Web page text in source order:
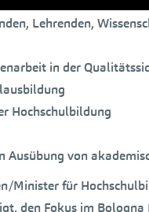
Lehrenden,
in der
Hochschulbildung
von
Minister für
den Fokus im Bologna